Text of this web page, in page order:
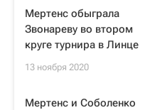
Мертенс обыграла
Звонареву во втором
круге турнира в Линце
13 ноября 2020
Мертенс и Соболенко